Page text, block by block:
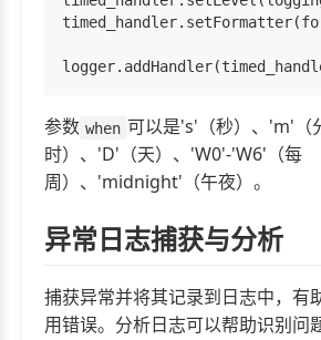
参数 when 可以是's'（秒）、'm'（
时）、'D'（天）、'W0'-'W6'（每
周）、'midnight'（午夜）。
异常日志捕获与分析
捕获异常并将其记录到日志中，有
用错误。分析日志可以帮助识别问